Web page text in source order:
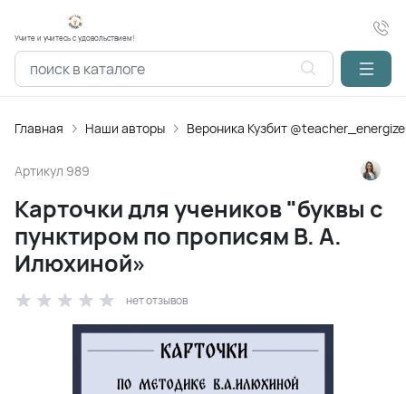
Учите и учитесь с удовольствием!
Главная Наши авторы Вероника Кузбит
Артикул 989
Карточки для учеников "буквы с
пунктиром по прописям В. А.
Илюхиной»
нет отзывов